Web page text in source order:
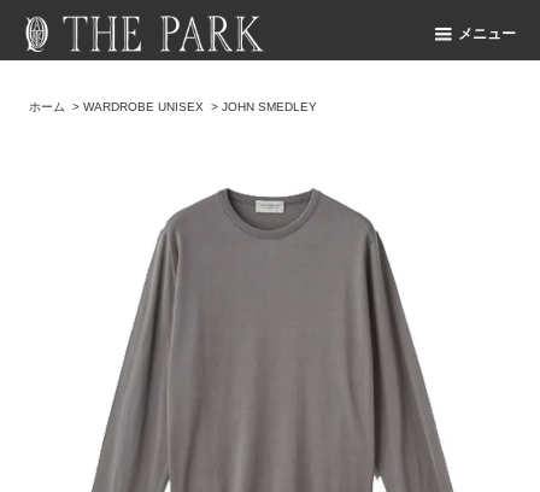
メニュー
ホーム >WARDROBE UNISEX >JOHN SMEDLEY